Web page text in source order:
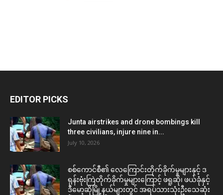
EDITOR PICKS
Junta airstrikes and drone bombings kill
three civilians, injure nine in...
July 10, 2026
စစ်ကောင်စီ၏ လေကြောင်းတိုက်ခိုက်မှုများနှင့် ဒ
ရုန်းဗုံးကြဲတိုက်ခိုက်မှုများကြောင့် ဖရူဆို၊ ဖယ်ခုံနှင့်
ဒီမော့ဆိုမြို့နယ်များတွင် အရပ်သားသုံးဦးသေဆုံး